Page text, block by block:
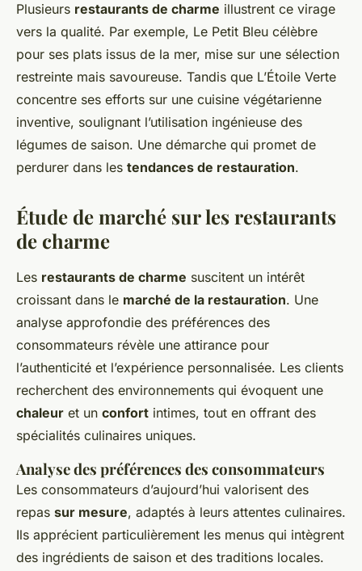
Plusieurs restaurants de charme illustrent ce virage
vers la qualité. Par exemple, Le Petit Bleu célèbre
pour ses plats issus de la mer, mise sur une sélection
restreinte mais savoureuse. Tandis que L’Étoile Verte
concentre ses efforts sur une cuisine végétarienne
inventive, soulignant l’utilisation ingénieuse des
légumes de saison. Une démarche qui promet de
perdurer dans les tendances de restauration.
Étude de marché sur les restaurants
de charme
Les restaurants de charme suscitent un intérêt
croissant dans le marché de la restauration. Une
analyse approfondie des préférences des
consommateurs révèle une attirance pour
l’authenticité et l’expérience personnalisée. Les clients
recherchent des environnements qui évoquent une
chaleur et un confort intimes, tout en offrant des
spécialités culinaires uniques.
Analyse des préférences des consommateurs
Les consommateurs d’aujourd’hui valorisent des
repas sur mesure, adaptés à leurs attentes culinaires.
Ils apprécient particulièrement les menus qui intègrent
des ingrédients de saison et des traditions locales.